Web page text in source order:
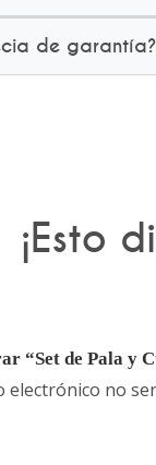
de garantía?
¡Esto
“Set de Pala y
electrónico no